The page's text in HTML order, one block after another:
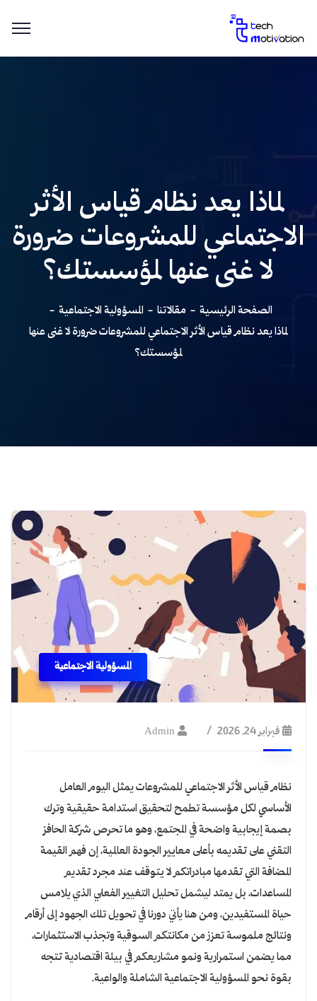
لماذا يعد نظام قياس الأثر
الاجتماعي للمشروعات ضرورة
لا غنى عنها لمؤسستك؟
الصفحة الرئيسية مقالاتنا
المسؤولية الاجتماعية
لماذا يعد نظام قياس الأثر الاجتماعي للمشروعات ضرورة لا غنى عنها
لمؤسستك؟
المسؤولية الاجتماعية
فبراير 24, 2026 Admin
نظام قياس الأثر الاجتماعي للمشروعات يمثل اليوم العامل
الأساسي لكل مؤسسة تطمح لتحقيق استدامة حقيقية وترك
بصمة إيجابية واضحة في المجتمع، وهو ما تحرص شركة الحافز
التقني على تقديمه بأعلى معايير الجودة العالمية، إن فهم القيمة
المضافة التي تقدمها مبادراتكم لا يتوقف عند مجرد تقديم
المساعدات، بل يمتد ليشمل تحليل التغيير الفعلي الذي يلامس
حياة المستفيدين، ومن هنا يأتي دورنا في تحويل تلك الجهود إلى أرقام
ونتائج ملموسة تعزز من مكانتكم السوقية وتجذب الاستثمارات،
مما يضمن استمرارية ونمو مشاريعكم في بيئة اقتصادية تتجه
بقوة نحو المسؤولية الاجتماعية الشاملة والواعية.